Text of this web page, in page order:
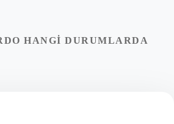
HANGI DURUMLARDA